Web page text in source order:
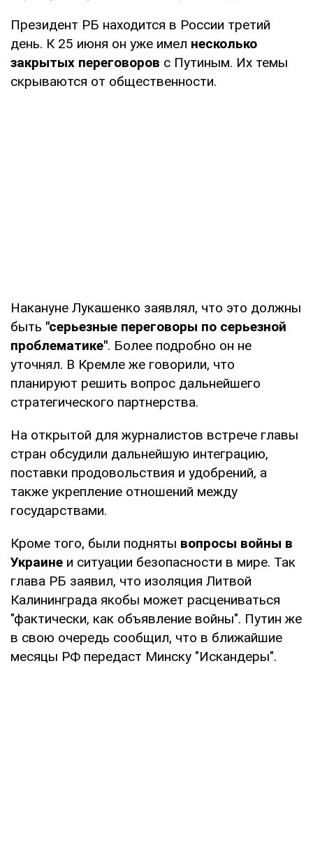
Президент РБ находится в России третий
день. К 25 июня он уже имел несколько
закрытых переговоров с Путиным. Их темы
скрываются от общественности.
Накануне Лукашенко заявлял, что это должны
быть "серьезные переговоры по серьезной
проблематике". Более подробно он не
уточнял. В Кремле же говорили, что
планируют решить вопрос дальнейшего
стратегического партнерства.
На открытой для журналистов встрече главы
стран обсудили дальнейшую интеграцию,
поставки продовольствия и удобрений, а
также укрепление отношений между
государствами.
Кроме того, были подняты вопросы войны в
Украине и ситуации безопасности в мире. Так
глава РБ заявил, что изоляция Литвой
Калининграда якобы может расцениваться
"фактически, как объявление войны". Путин же
в свою очередь сообщил, что в ближайшие
месяцы РФ передаст Минску "Искандеры".